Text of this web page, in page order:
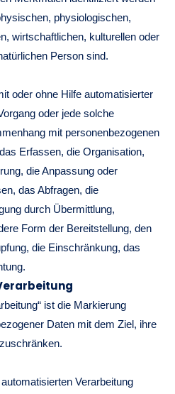
physiologischen,
wirtschaftlichen, kulturellen oder
Person sind.
oder ohne Hilfe automatisierter
oder jede solche
mit personenbezogenen
Erfassen, die Organisation,
die Anpassung oder
das Abfragen, die
durch Übermittlung,
Form der Bereitstellung, den
die Einschränkung, das
ist die Markierung
Daten mit dem Ziel, ihre
Verarbeitung